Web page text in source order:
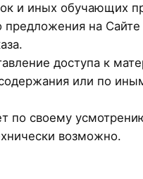
и иных обучающих
на Сайте
доступа к
или по
по своему
возможно.